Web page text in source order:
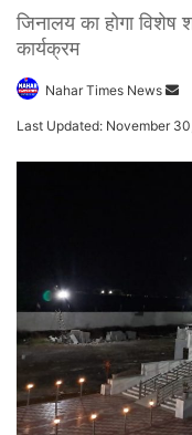
जिनालय का होगा विशेष
कार्यक्रम
Nahar Times News
a
i
l
Last Updated: November